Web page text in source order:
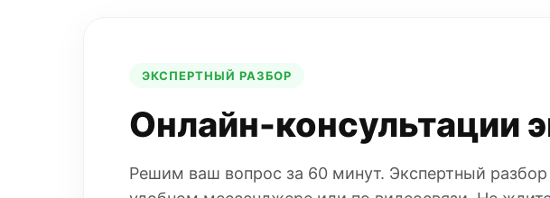
ЭКСПЕРТНЫЙ РАЗБОР
Онлайн-консультации
Решим ваш вопрос за 60 минут. Экспертный